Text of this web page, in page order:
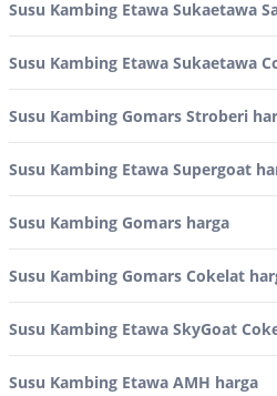
Susu Kambing Etawa Sukaetawa
Susu Kambing Etawa Sukaetawa
Susu Kambing Gomars Stroberi
Susu Kambing Etawa Supergoat
Susu Kambing Gomars harga
Susu Kambing Gomars Cokelat
Susu Kambing Etawa SkyGoat
Susu Kambing Etawa AMH harga